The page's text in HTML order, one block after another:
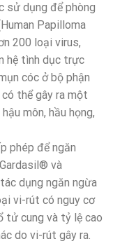
sử dụng để phòng
Papilloma
200 loại virus,
hệ tình dục trực
cóc ở bộ phận
thể gây ra một
môn, hầu họng,
phép để ngăn
và
dụng ngăn ngừa
vi-rút có nguy cơ
tử cung và tỷ lệ cao
do vi-rút gây ra.